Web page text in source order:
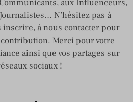
aux Influenceurs,
N’hésitez pas à
inscrire, à nous contacter pour
Merci pour votre
ainsi que vos partages sur
sociaux !